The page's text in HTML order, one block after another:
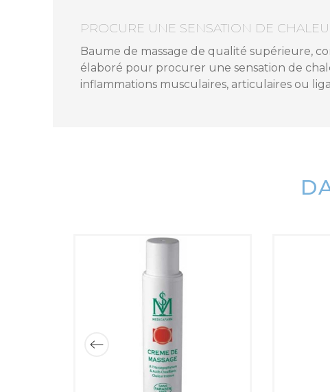
PROCURE UNE SENSATION DE
Baume de massage de qualité supérieure,
élaboré pour procurer une sensation de
inflammations musculaires, articulaires ou